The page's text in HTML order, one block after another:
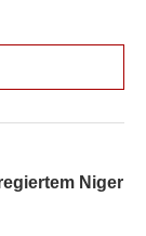
Niger